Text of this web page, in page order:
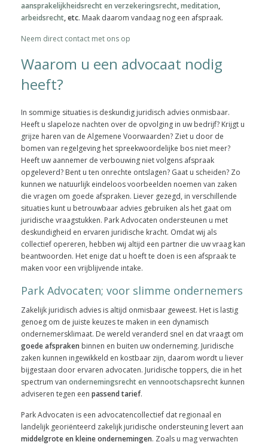
aansprakelijkheidsrecht en verzekeringsrecht,meditation,
arbeidsrecht, etc. Maak daarom vandaag nog een afspraak.
Neem direct contact met ons op
Waarom u een advocaat nodig
heeft?
In sommige situaties is deskundig juridisch advies onmisbaar.
Heeft u slapeloze nachten over de opvolging in uw bedrijf? Krijgt u
grijze haren van de Algemene Voorwaarden? Ziet u door de
bomen van regelgeving het spreekwoordelijke bos niet meer?
Heeft uw aannemer de verbouwing niet volgens afspraak
opgeleverd? Bent u ten onrechte ontslagen? Gaat u scheiden? Zo
kunnen we natuurlijk eindeloos voorbeelden noemen van zaken
die vragen om goede afspraken. Liever gezegd, in verschillende
situaties kunt u betrouwbaar advies gebruiken als het gaat om
juridische vraagstukken. Park Advocaten ondersteunen u met
deskundigheid en ervaren juridische kracht. Omdat wij als
collectief opereren, hebben wij altijd een partner die uw vraag kan
beantwoorden. Het enige dat u hoeft te doen is een afspraak te
maken voor een vrijblijvende intake.
Park Advocaten; voor slimme ondernemers
Zakelijk juridisch advies is altijd onmisbaar geweest. Het is lastig
genoeg om de juiste keuzes te maken in een dynamisch
ondernemersklimaat. De wereld veranderd snel en dat vraagt om
goede afspraken binnen en buiten uw onderneming. Juridische
zaken kunnen ingewikkeld en kostbaar zijn, daarom wordt u liever
bijgestaan door ervaren advocaten. Juridische toppers, die in het
spectrum van ondernemingsrecht en vennootschapsrecht kunnen
adviseren tegen een passend tarief.
Park Advocaten is een advocatencollectief dat regionaal en
landelijk georiënteerd zakelijk juridische ondersteuning levert aan
middelgrote en kleine ondernemingen. Zoals u mag verwachten